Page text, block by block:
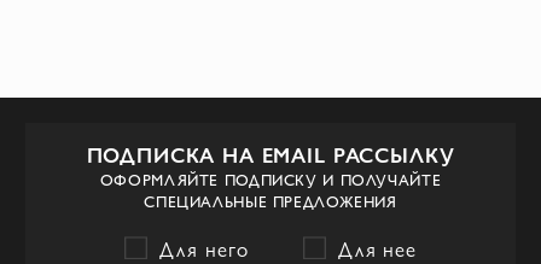
ПОДПИСКА НА EMAIL РАССЫЛКУ
ОФОРМЛЯЙТЕ ПОДПИСКУ И ПОЛУЧАЙТЕ
СПЕЦИАЛЬНЫЕ ПРЕДЛОЖЕНИЯ
Для него Для нее